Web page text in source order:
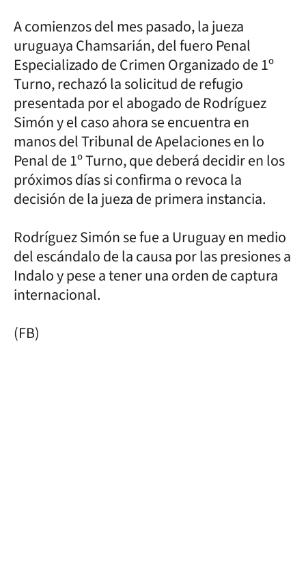
A comienzos del mes pasado, la jueza
uruguaya Chamsarián, del fuero Penal
Especializado de Crimen Organizado de 1º
Turno, rechazó la solicitud de refugio
presentada por el abogado de Rodríguez
Simón y el caso ahora se encuentra en
manos del Tribunal de Apelaciones en lo
Penal de 1º Turno, que deberá decidir en los
próximos días si confirma o revoca la
decisión de la jueza de primera instancia.
Rodríguez Simón se fue a Uruguay en medio
del escándalo de la causa por las presiones a
Indalo y pese a tener una orden de captura
internacional.
(FB)